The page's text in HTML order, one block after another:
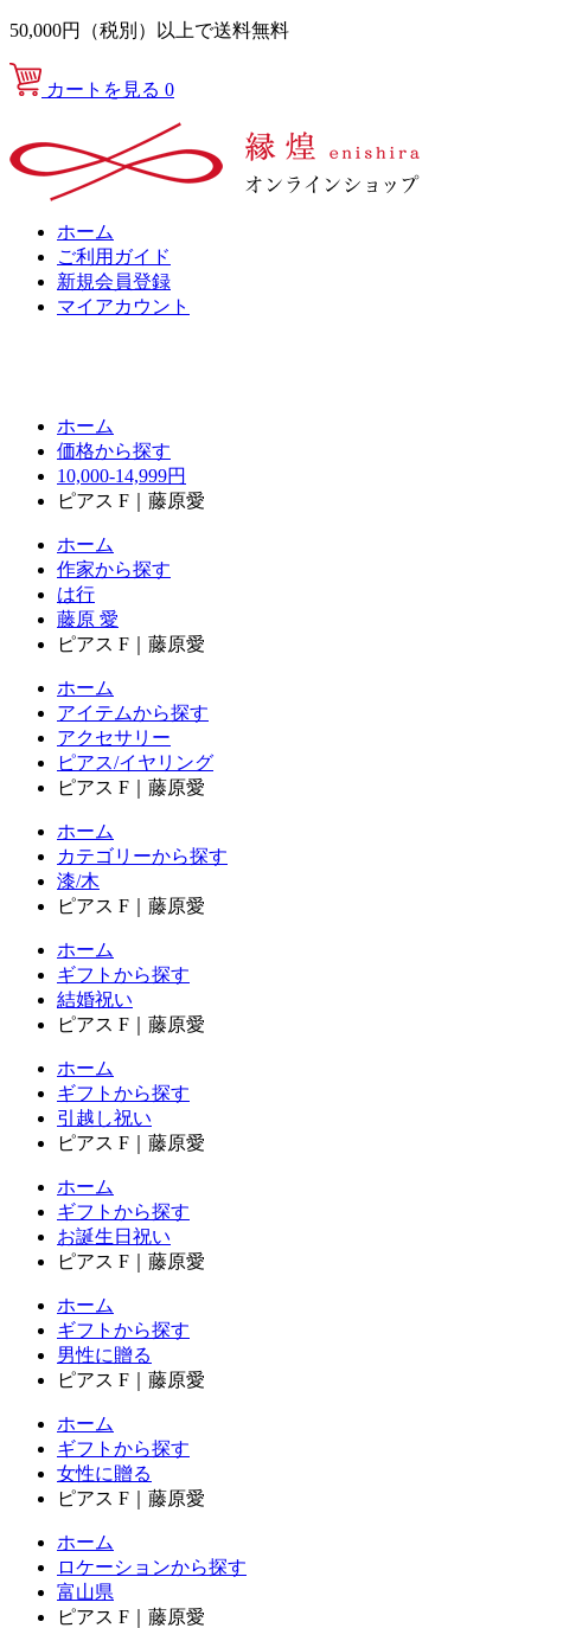
50,000円（税別）以上で送料無料
カートを見る 0
ホーム
ご利用ガイド
新規会員登録
マイアカウント
ホーム
価格から探す
10,000-14,999円
ピアス F｜藤原愛
ホーム
作家から探す
は行
藤原 愛
ピアス F｜藤原愛
ホーム
アイテムから探す
アクセサリー
ピアス/イヤリング
ピアス F｜藤原愛
ホーム
カテゴリーから探す
漆/木
ピアス F｜藤原愛
ホーム
ギフトから探す
結婚祝い
ピアス F｜藤原愛
ホーム
ギフトから探す
引越し祝い
ピアス F｜藤原愛
ホーム
ギフトから探す
お誕生日祝い
ピアス F｜藤原愛
ホーム
ギフトから探す
男性に贈る
ピアス F｜藤原愛
ホーム
ギフトから探す
女性に贈る
ピアス F｜藤原愛
ホーム
ロケーションから探す
富山県
ピアス F｜藤原愛